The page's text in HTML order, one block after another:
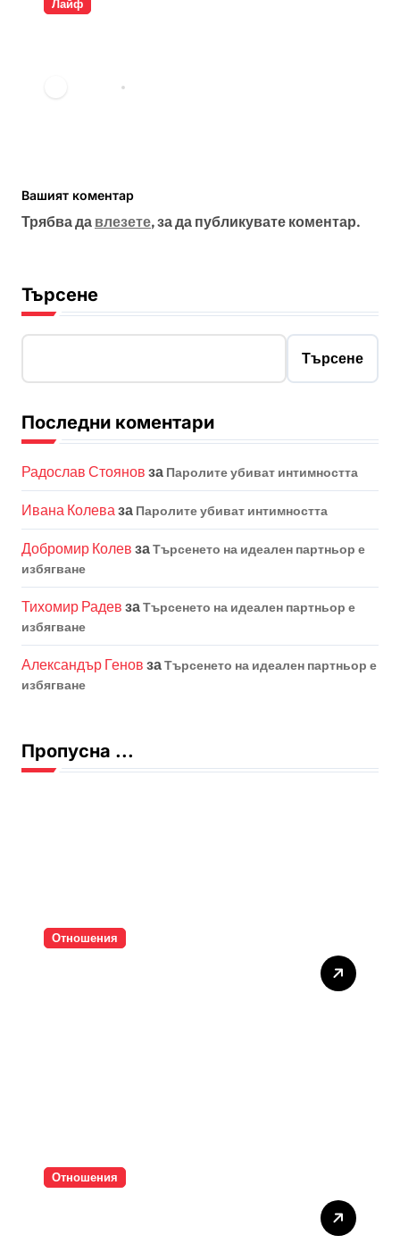
Лайф
Вашият коментар
Трябва да влезете, за да публикувате коментар.
Търсене
Търсене
Последни коментари
Радослав Стоянов за Паролите убиват интимността
Ивана Колева за Паролите убиват интимността
Добромир Колев заТърсенето на идеален партньор е
избягване
Тихомир Радев заТърсенето на идеален партньор е
избягване
Александър Генов заТърсенето на идеален партньор е
избягване
Пропусна ...
Отношения
Отношения